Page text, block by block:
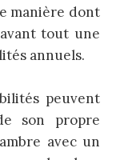
manière dont
tout une
annuels.
peuvent
son propre
avec un